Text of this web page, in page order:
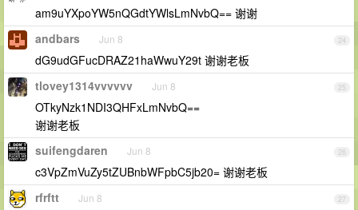
am9uYXpoYW5nQGdtYWlsLmNvbQ== 谢谢
24
andbars Jun 8
dG9udGFucDRAZ21haWwuY29t 谢谢老板
25
tlovey1314vvvvvv Jun 8
OTkyNzk1NDI3QHFxLmNvbQ==
谢谢老板
26
suifengdaren Jun 8
c3VpZmVuZy5tZUBnbWFpbC5jb20= 谢谢老板
27
rfrftt Jun 8